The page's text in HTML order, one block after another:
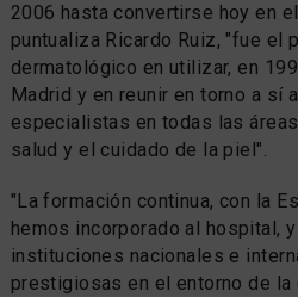
2006 hasta convertirse hoy en
puntualiza Ricardo Ruiz, "fue el
dermatológico en utilizar, en
Madrid y en reunir en torno a sí
especialistas en todas las
salud y el cuidado de la piel".
"La formación continua, con la
hemos incorporado al hospital,
instituciones nacionales e
prestigiosas en el entorno de la